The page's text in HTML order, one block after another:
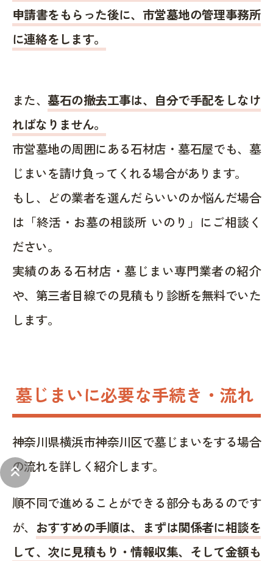
keyboard_double_arrow_up
申請書をもらった後に、市営墓地の管理事務所
に連絡をします。
また、墓石の撤去工事は、自分で手配をしなけ
ればなりません。
市営墓地の周囲にある石材店・墓石屋でも、墓
じまいを請け負ってくれる場合があります。
もし、どの業者を選んだらいいのか悩んだ場合
は「終活・お墓の相談所 いのり」にご相談く
ださい。
実績のある石材店・墓じまい専門業者の紹介
や、第三者目線での見積もり診断を無料でいた
します。
墓じまいに必要な手続き・流れ
神奈川県横浜市神奈川区で墓じまいをする場合
の流れを詳しく紹介します。
順不同で進めることができる部分もあるのです
が、 おすすめの手順は、まずは関係者に相談を
して、次に見積もり・情報収集、そして金額も